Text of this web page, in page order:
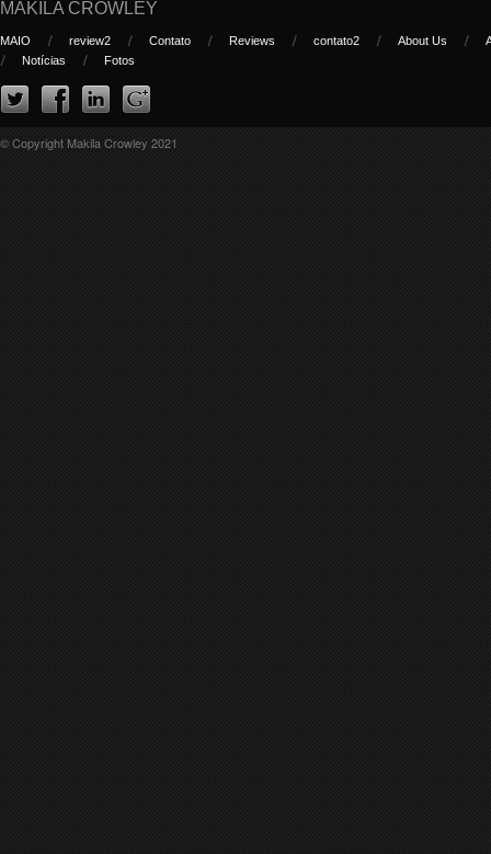
MAKILA CROWLEY
MAIO review2 Contato Reviews contato2 About Us
Notícias
Fotos
© Copyright Makila Crowley 2021